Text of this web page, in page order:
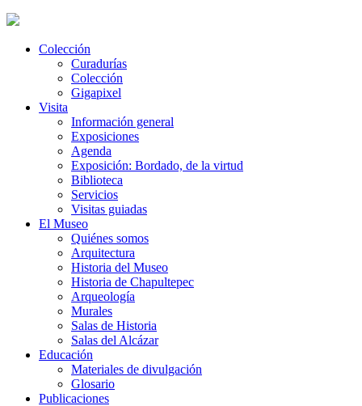
Colección
Curadurías
Colección
Gigapixel
Visita
Información general
Exposiciones
Agenda
Exposición: Bordado, de la virtud
Biblioteca
Servicios
Visitas guiadas
El Museo
Quiénes somos
Arquitectura
Historia del Museo
Historia de Chapultepec
Arqueología
Murales
Salas de Historia
Salas del Alcázar
Educación
Materiales de divulgación
Glosario
Publicaciones